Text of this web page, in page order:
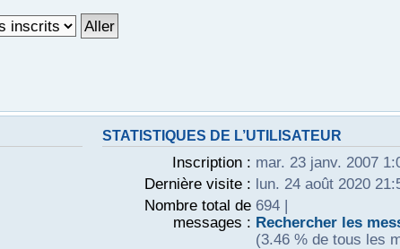
STATISTIQUES DE L’UTILISATEUR
Inscription : mar. 23 janv. 2007
Dernière visite : lun. 24 août 2020
Nombre total de
messages :
694 |
Rechercher les
(3.46 % de tous les